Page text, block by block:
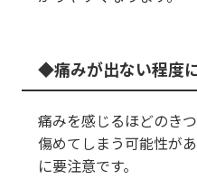
痛みが出ない程度
痛みを感じるほどのき
傷めてしまう可能性が
に要注意です。